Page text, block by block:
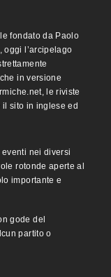
fondato da Paolo
oggi l’arcipelago
in versione
le riviste
il sito in inglese ed
nei diversi
rotonde aperte al
importante e
gode del
partito o